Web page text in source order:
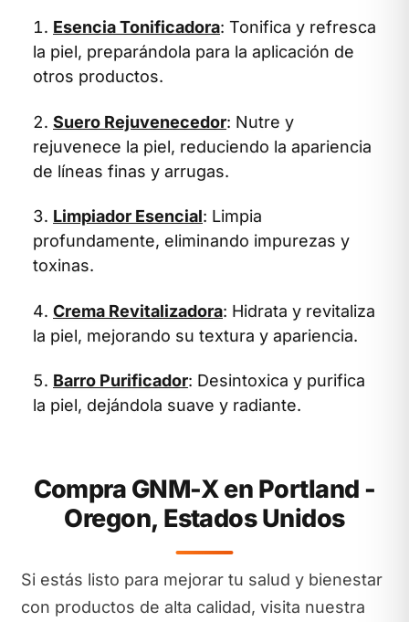
Esencia Tonificadora: Tonifica y refresca
la piel, preparándola para la aplicación de
otros productos.
Suero Rejuvenecedor: Nutre y
rejuvenece la piel, reduciendo la apariencia
de líneas finas y arrugas.
Limpiador Esencial: Limpia
profundamente, eliminando impurezas y
toxinas.
Crema Revitalizadora: Hidrata y revitaliza
la piel, mejorando su textura y apariencia.
Barro Purificador: Desintoxica y purifica
la piel, dejándola suave y radiante.
Compra GNM-X en Portland -
Oregon, Estados Unidos
Si estás listo para mejorar tu salud y bienestar
con productos de alta calidad, visita nuestra